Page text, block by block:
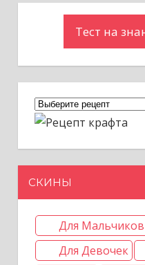
Тест на
СКИНЫ
Для Мальчиков
Для Девочек